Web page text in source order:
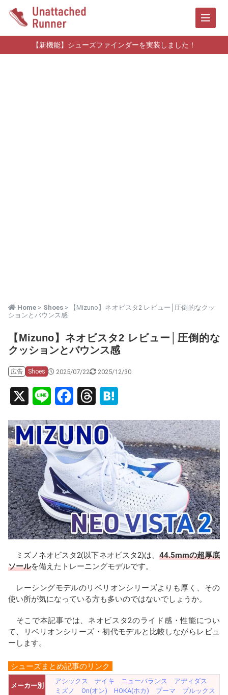
【新機能】シューズファインダーを実装しました！
Home > Shoes> 【Mizuno】ネオビスタ2 レビュー│圧倒的なクッ
ションとバウンス感
【Mizuno】ネオビスタ2 レビュー│圧倒的な
クッションとバウンス感
広告 Shoes 2025/07/22 2025/12/30
n
e
c
e
b
o
o
k
r
e
a
d
s
t
e
n
a
ミズノネオビスタ2(以下ネオビスタ2)は、 44.5mmの超厚底
ソールを備えたトレーニングモデルです。
レーシングモデルのリベリオンシリーズよりも厚く、その
使い所が気になっている方も多いのではないでしょうか。
そこで本記事では、ネオビスタ2のライド感・性能につい
て、リベリオンシリーズ・初代モデルと比較しながらレビュ
ーします。
シューズまとめ記事のリンク
メーカー別
アシックス ナイキ ニューバランス
アディダス
ミズノ
On(オン) HOKA(ホカ) プーマ
ブルックス